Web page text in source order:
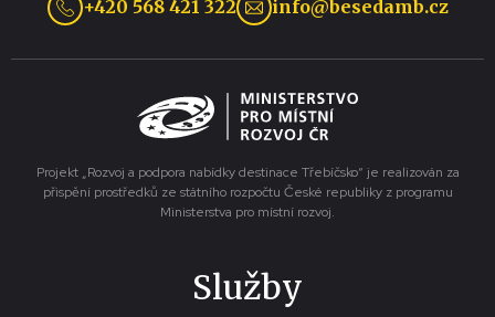
+420 568 421 322 info@besedamb.cz
Projekt „Rozvoj a podpora nabídky destinace Třebíčsko“ je realizován za
přispění prostředků ze státního rozpočtu České republiky z programu
Ministerstva pro místní rozvoj.
Služby